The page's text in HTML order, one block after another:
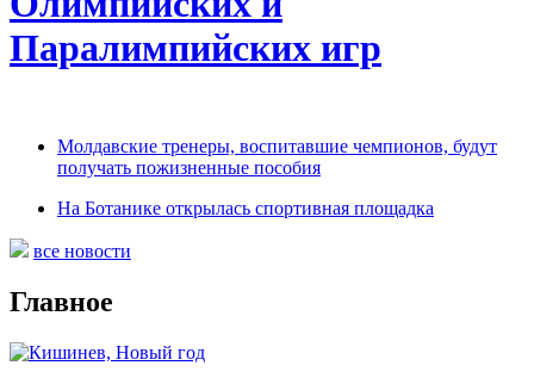
Паралимпийских игр
Молдавские тренеры, воспитавшие чемпионов, будут
получать пожизненные пособия
На Ботанике открылась спортивная площадка
все новости
Главное